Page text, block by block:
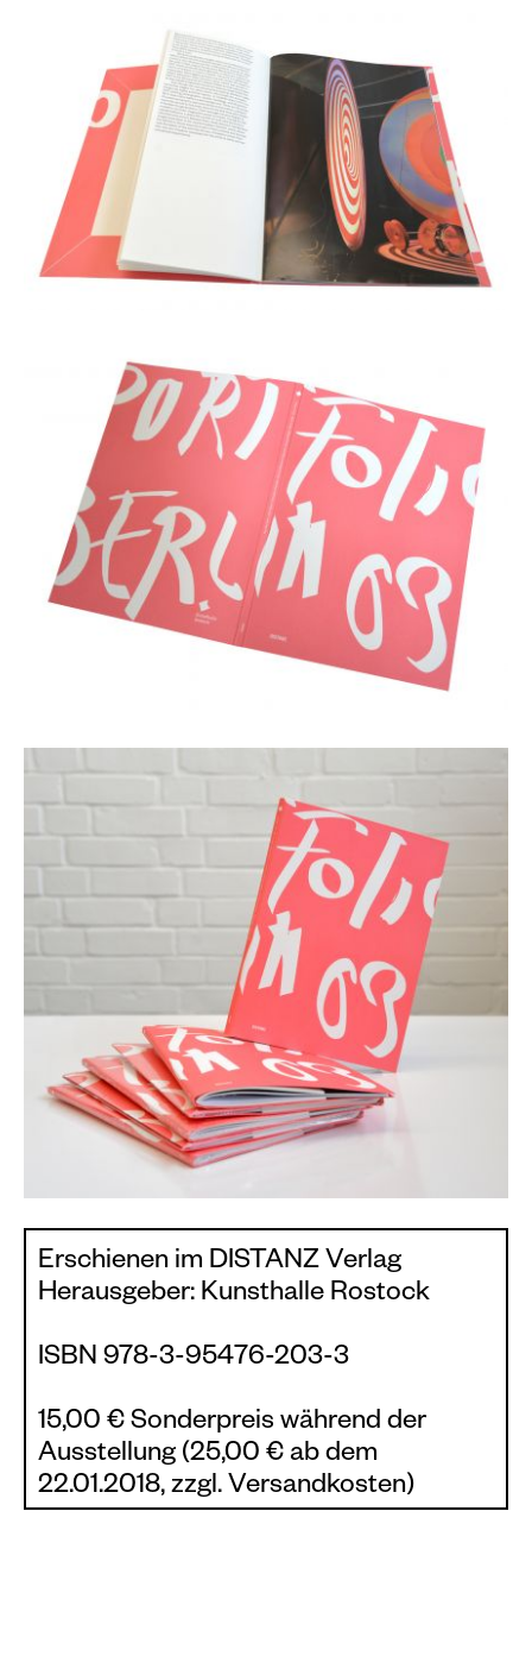
Kataloge
Plakate
Sondereditionen
Editionen
Merchandise
Erschienen im DISTANZ Verlag
Herausgeber: Kunsthalle Rostock
ISBN 978-3-95476-203-3
15,00 € Sonderpreis während der
Ausstellung (25,00 € ab dem
22.01.2018, zzgl. Versandkosten)